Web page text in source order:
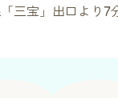
三宝」出口より7